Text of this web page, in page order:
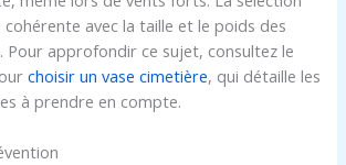
avec la taille et le poids des
Pour approfondir ce sujet, consultez le
choisir un vase cimetière, qui détaille les
à prendre en compte.